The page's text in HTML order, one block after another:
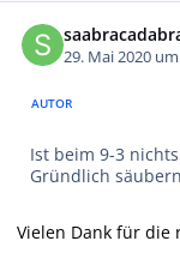
29. Mai 2020
AUTOR
Ist beim 9-3
Gründlich
Vielen Dank für die